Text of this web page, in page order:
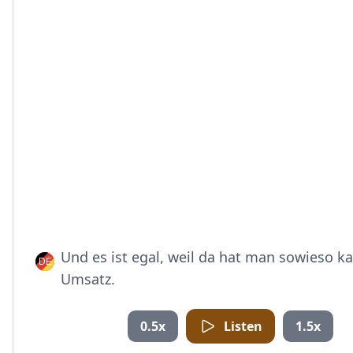
Und es ist egal, weil da hat man sowieso
Umsatz.
0.5x Listen 1.5x